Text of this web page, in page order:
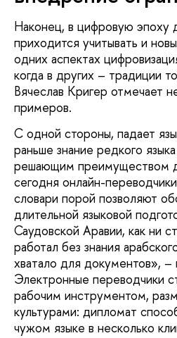
Наконец, в цифровую эпоху
приходится учитывать и
одних аспектах
когда в других – традиции
Вячеслав Кригер отмечает
примеров.
С одной стороны, падает
раньше знание редкого
решающим преимуществом
сегодня онлайн-
словари порой позволяют
длительной языковой
Саудовской Аравии, как ни
работал без знания
хватало для документов», –
Электронные переводчики
рабочим инструментом,
культурами: дипломат
чужом языке в несколько